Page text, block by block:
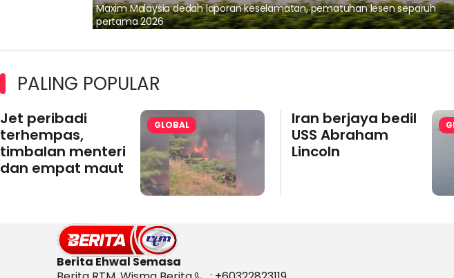
Maxim Malaysia dedah laporan keselamatan, pematuhan lesen separuh
pertama 2026
PALING POPULAR
Jet peribadi
terhempas,
timbalan menteri
dan empat maut
GLOBAL
Iran berjaya bedil
USS Abraham
Lincoln
Berita Ehwal Semasa